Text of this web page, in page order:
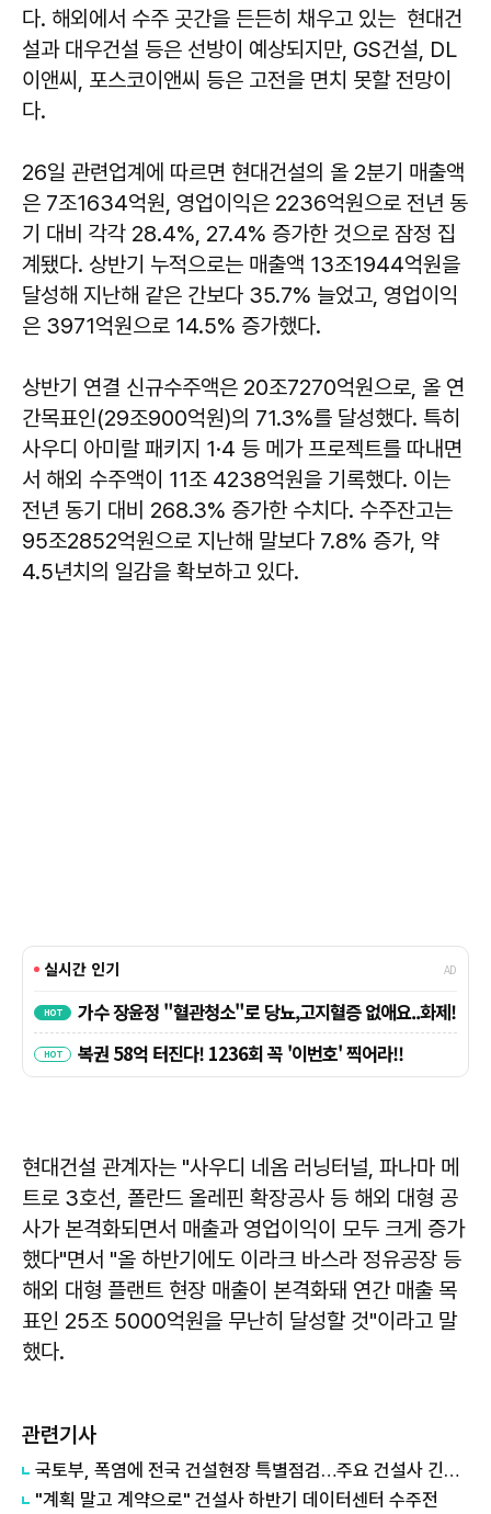
다. 해외에서 수주 곳간을 든든히 채우고 있는 현대건
설과 대우건설 등은 선방이 예상되지만, GS건설, DL
이앤씨, 포스코이앤씨 등은 고전을 면치 못할 전망이
다.
26일 관련업계에 따르면 현대건설의 올 2분기 매출액
은 7조1634억원, 영업이익은 2236억원으로 전년 동
기 대비 각각 28.4%, 27.4% 증가한 것으로 잠정 집
계됐다. 상반기 누적으로는 매출액 13조1944억원을
달성해 지난해 같은 간보다 35.7% 늘었고, 영업이익
은 3971억원으로 14.5% 증가했다.
상반기 연결 신규수주액은 20조7270억원으로, 올 연
간목표인(29조900억원)의 71.3%를 달성했다. 특히
사우디 아미랄 패키지 1·4 등 메가 프로젝트를 따내면
서 해외 수주액이 11조 4238억원을 기록했다. 이는
전년 동기 대비 268.3% 증가한 수치다. 수주잔고는
95조2852억원으로 지난해 말보다 7.8% 증가, 약
4.5년치의 일감을 확보하고 있다.
현대건설 관계자는 "사우디 네옴 러닝터널, 파나마 메
트로 3호선, 폴란드 올레핀 확장공사 등 해외 대형 공
사가 본격화되면서 매출과 영업이익이 모두 크게 증가
했다"면서 "올 하반기에도 이라크 바스라 정유공장 등
해외 대형 플랜트 현장 매출이 본격화돼 연간 매출 목
표인 25조 5000억원을 무난히 달성할 것"이라고 말
했다.
관련기사
국토부, 폭염에 전국 건설현장 특별점검…주요 건설사 긴급회의 개최
"계획 말고 계약으로" 건설사 하반기 데이터센터 수주전